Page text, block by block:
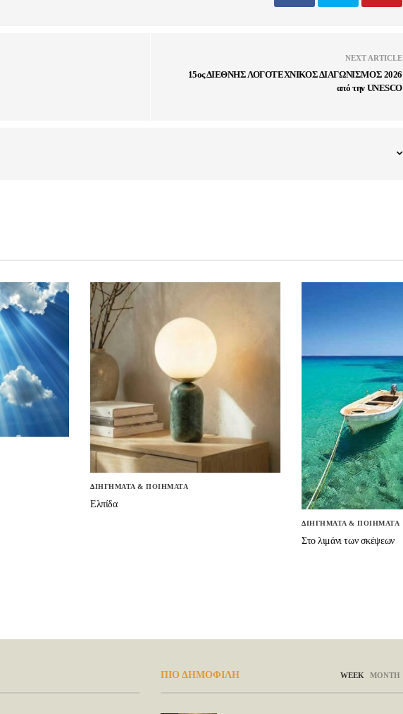
NEXT ARTICLE
15ος ΔΙΕΘΝΗΣ ΛΟΓΟΤΕΧΝΙΚΟΣ ΔΙΑΓΩΝΙΣΜΟΣ 2026
από την UNESCO
ΔΙΗΓΗΜΑΤΑ & ΠΟΙΗΜΑΤΑ
Ελπίδα
ΔΙΗΓΗΜΑΤΑ & ΠΟΙΗΜΑΤΑ
Στο λιμάνι των σκέψεων
ΠΙΟ ΔΗΜΟΦΙΛΗ WEEK MONTH